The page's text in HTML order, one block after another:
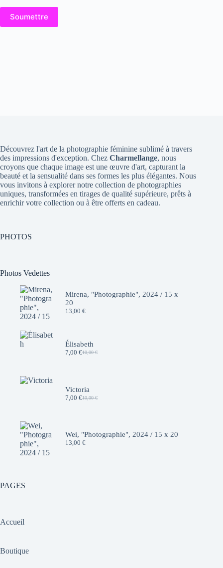
Soumettre
Découvrez l'art de la photographie féminine sublimé à travers
des impressions d'exception. Chez Charmellange, nous
croyons que chaque image est une œuvre d'art, capturant la
beauté et la sensualité dans ses formes les plus élégantes. Nous
vous invitons à explorer notre collection de photographies
uniques, transformées en tirages de qualité supérieure, prêts à
enrichir votre collection ou à être offerts en cadeau.
PHOTOS
Photos Vedettes
Mirena, "Photographie", 2024 / 15 x
20
13,00 €
Élisabeth
10,00€
Le
10,00 €.
7,00 €Le
7,00 €.
Victoria
10,00€
Le
10,00 €.
7,00 €Le
7,00 €.
Wei, "Photographie", 2024 / 15 x 20
13,00 €
PAGES
Accueil
Boutique